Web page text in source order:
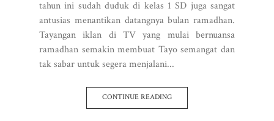
tahun ini sudah duduk di kelas 1 SD juga sangat
antusias menantikan datangnya bulan ramadhan.
Tayangan iklan di TV yang mulai bernuansa
ramadhan semakin membuat Tayo semangat dan
tak sabar untuk segera menjalani...
CONTINUE READING